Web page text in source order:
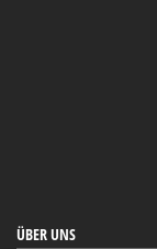
ÜBER UNS